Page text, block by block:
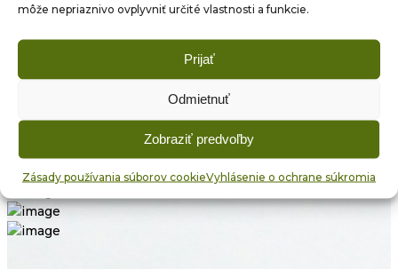
môže nepriaznivo ovplyvniť určité vlastnosti a funkcie.
Prijať
Odmietnuť
Zobraziť predvoľby
Zásady používania súborov cookieVyhlásenie o ochrane súkromia
Prijímame nových žiakov!